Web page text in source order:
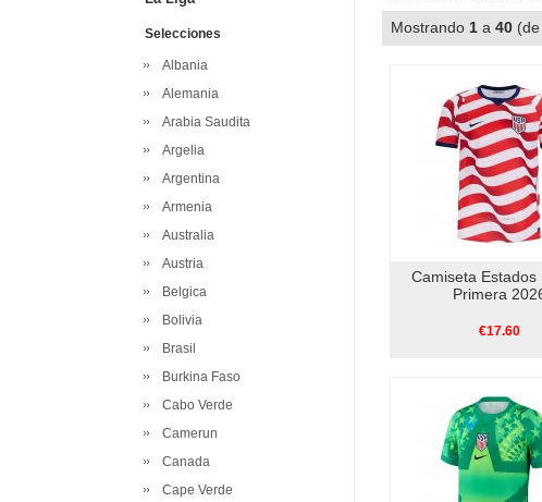
Selecciones
Albania
Alemania
Arabia Saudita
Argelia
Argentina
Armenia
Australia
Austria
Belgica
Bolivia
Brasil
Burkina Faso
Cabo Verde
Camerun
Canada
Cape Verde
Mostrando 1 a 40 (de
Camiseta Estados
Primera
€17.60